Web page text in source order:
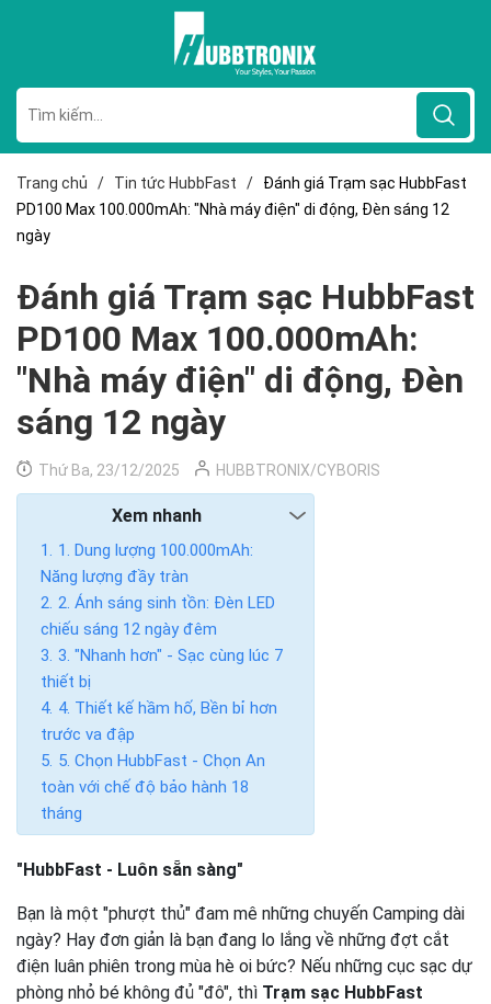
Trang chủ / Tin tức HubbFast /
Đánh giá Trạm sạc HubbFast
PD100 Max 100.000mAh: "Nhà máy điện" di động, Đèn sáng 12
ngày
Đánh giá Trạm sạc HubbFast
PD100 Max 100.000mAh:
"Nhà máy điện" di động, Đèn
sáng 12 ngày
Thứ Ba, 23/12/2025 HUBBTRONIX/CYBORIS
Xem nhanh
1. Dung lượng 100.000mAh:
Năng lượng đầy tràn
2. Ánh sáng sinh tồn: Đèn LED
chiếu sáng 12 ngày đêm
3. "Nhanh hơn" - Sạc cùng lúc 7
thiết bị
4. Thiết kế hầm hố, Bền bỉ hơn
trước va đập
5. Chọn HubbFast - Chọn An
toàn với chế độ bảo hành 18
tháng
"HubbFast - Luôn sẵn sàng"
Bạn là một "phượt thủ" đam mê những chuyến Camping dài
ngày? Hay đơn giản là bạn đang lo lắng về những đợt cắt
điện luân phiên trong mùa hè oi bức? Nếu những cục sạc dự
phòng nhỏ bé không đủ "đô", thì Trạm sạc HubbFast